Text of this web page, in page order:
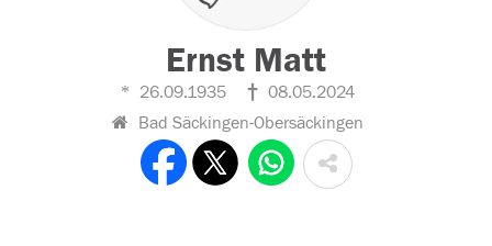
Ernst Matt
26.09.1935
08.05.2024
Bad Säckingen-Obersäckingen